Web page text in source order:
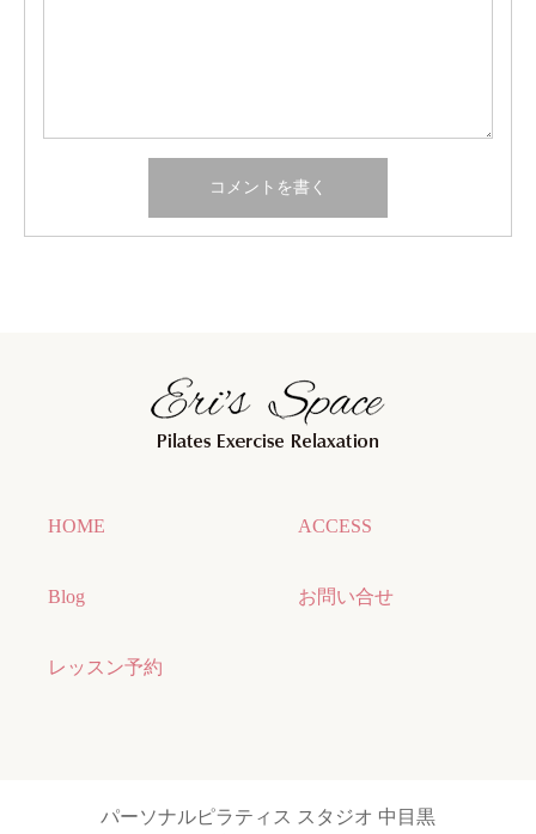
HOME ACCESS
Blog お問い合せ
レッスン予約
パーソナルピラティス スタジオ 中目黒